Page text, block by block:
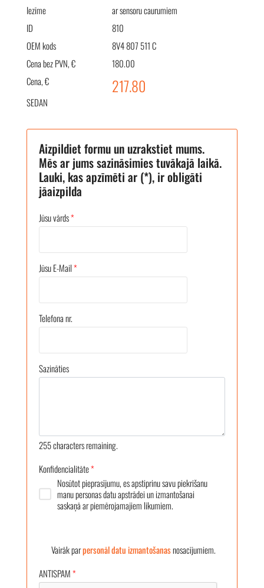
Iezīme
ar sensoru caurumiem
ID
810
OEM kods
8V4 807 511 C
Cena bez PVN, €
180.00
Cena, €
217.80
SEDAN
Aizpildiet formu un uzrakstiet mums.
Mēs ar jums sazināsimies tuvākajā laikā.
Lauki, kas apzīmēti ar (*), ir obligāti
jāaizpilda
Jūsu vārds*
Jūsu E-Mail*
Telefona nr.
Sazināties
255characters remaining.
Konfidencialitāte*
Nosūtot pieprasījumu, es apstiprinu savu piekrišanu
manu personas datu apstrādei un izmantošanai
saskaņā ar piemērojamajiem likumiem.
Vairāk parpersonāl datu izmantošanasnosacījumiem.
ANTISPAM*